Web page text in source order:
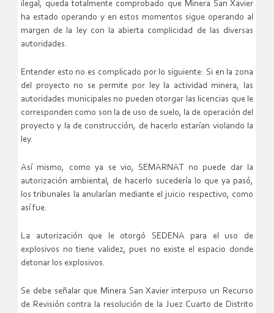
ilegal, queda totalmente comprobado que Minera San Xavier
ha estado operando y en estos momentos sigue operando al
margen de la ley con la abierta complicidad de las diversas
autoridades.
Entender esto no es complicado por lo siguiente: Si en la zona
del proyecto no se permite por ley la actividad minera, las
autoridades municipales no pueden otorgar las licencias que le
corresponden como son la de uso de suelo, la de operación del
proyecto y la de construcción, de hacerlo estarían violando la
ley.
Así mismo, como ya se vio, SEMARNAT no puede dar la
autorización ambiental, de hacerlo sucedería lo que ya pasó,
los tribunales la anularían mediante el juicio respectivo, como
así fue.
La autorización que le otorgó SEDENA para el uso de
explosivos no tiene validez, pues no existe el espacio donde
detonar los explosivos.
Se debe señalar que Minera San Xavier interpuso un Recurso
de Revisión contra la resolución de la Juez Cuarto de Distrito